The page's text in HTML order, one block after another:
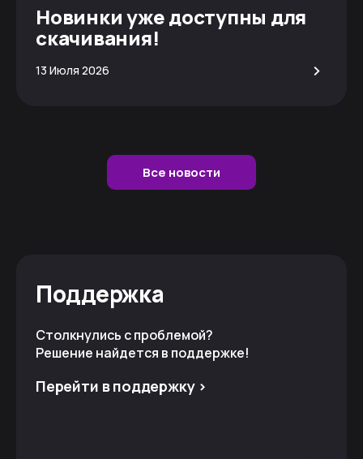
Новинки уже доступны для
скачивания!
13 Июля 2026 >
Все новости
Поддержка
Столкнулись с проблемой?
Решение найдется в поддержке!
Перейти в поддержку >